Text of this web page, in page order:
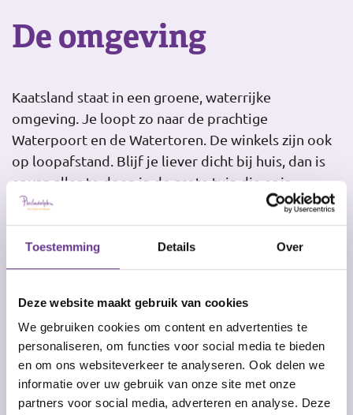
Toestemming Details Over
Deze website maakt gebruik van cookies
We gebruiken cookies om content en advertenties te
personaliseren, om functies voor social media te bieden
en om ons websiteverkeer te analyseren. Ook delen we
informatie over uw gebruik van onze site met onze
partners voor social media, adverteren en analyse. Deze
De omgeving
Kaatsland staat in een groene, waterrijke
omgeving. Je loopt zo naar de prachtige
Waterpoort en de Watertoren. De winkels zijn ook
op loopafstand. Blijf je liever dicht bij huis, dan is
er van alles te doen in de grote tuin die er is
gekomen met de hulp van de Vrienden van
Philadelphia.